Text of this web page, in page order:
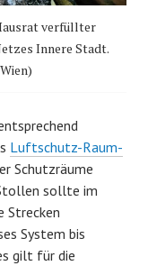
verfüllter
Innere Stadt.
Luftschutz-Raum-
Schutzräume
sollte im
Strecken
System bis
gilt für die